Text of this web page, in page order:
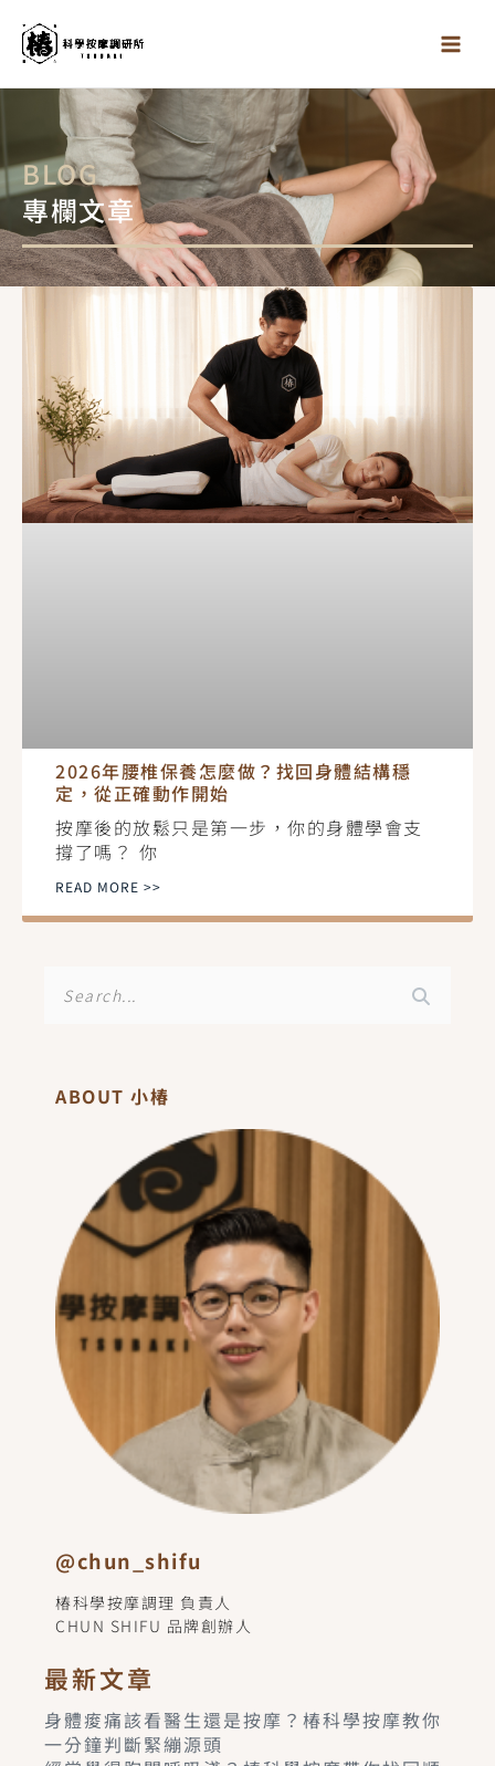
BLOG
專欄文章
2026年腰椎保養怎麼做？找回身體結構穩
定，從正確動作開始
按摩後的放鬆只是第一步，你的身體學會支
撐了嗎？ 你
READ MORE >>
ABOUT 小椿
@chun_shifu
椿科學按摩調理 負責人
CHUN SHIFU 品牌創辦人
最新文章
身體痠痛該看醫生還是按摩？椿科學按摩教你
一分鐘判斷緊繃源頭